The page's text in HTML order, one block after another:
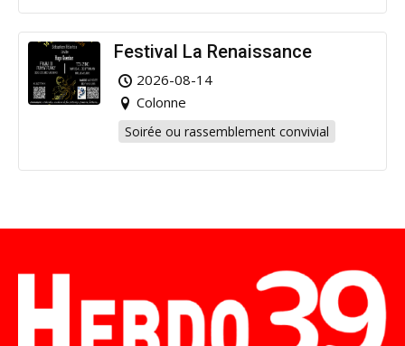
Festival La Renaissance
2026-08-14
Colonne
Soirée ou rassemblement convivial